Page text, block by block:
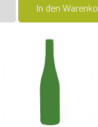
In den